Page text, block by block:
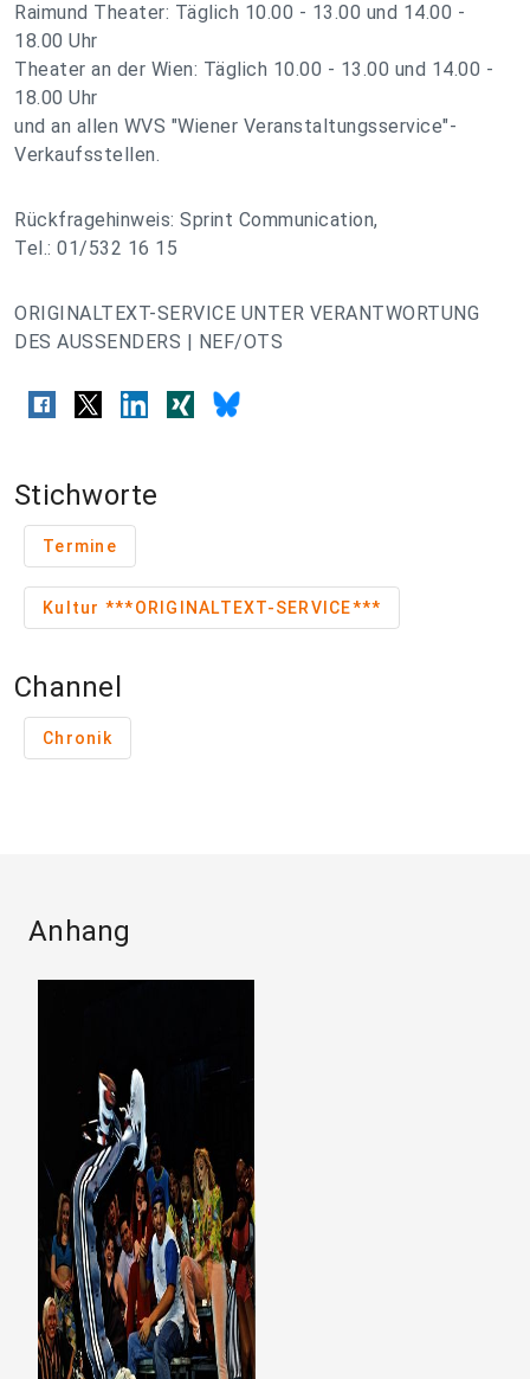
Raimund Theater: Täglich 10.00 - 13.00 und 14.00 -
18.00 Uhr
Theater an der Wien: Täglich 10.00 - 13.00 und 14.00 -
18.00 Uhr
und an allen WVS "Wiener Veranstaltungsservice"-
Verkaufsstellen.
Rückfragehinweis: Sprint Communication,
Tel.: 01/532 16 15
ORIGINALTEXT-SERVICE UNTER VERANTWORTUNG
DES AUSSENDERS | NEF/OTS
Stichworte
Termine
Kultur ***ORIGINALTEXT-SERVICE***
Channel
Chronik
Anhang